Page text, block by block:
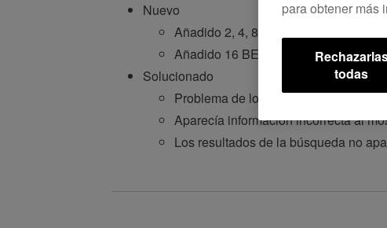
Nuevo
Añadido 2, 4, 8 y 16 BEAT JUMP.
Añadido 16 BEAT JUMP cuando se
Solucionado
Problema de loop de emergencia
Aparecía información incorrecta al
Los resultados de la búsqueda no
para obtener más
todas